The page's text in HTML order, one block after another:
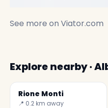
See more on Viator.com
Explore nearby ·
Rione Monti
📍 0.2 km away